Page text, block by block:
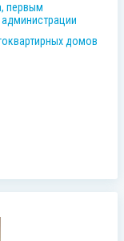
первым
домов